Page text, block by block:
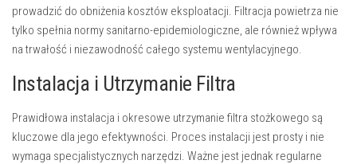
prowadzić do obniżenia kosztów eksploatacji. Filtracja powietrza nie
tylko spełnia normy sanitarno-epidemiologiczne, ale również wpływa
na trwałość i niezawodność całego systemu wentylacyjnego.
Instalacja i Utrzymanie Filtra
Prawidłowa instalacja i okresowe utrzymanie filtra stożkowego są
kluczowe dla jego efektywności. Proces instalacji jest prosty i nie
wymaga specjalistycznych narzędzi. Ważne jest jednak regularne